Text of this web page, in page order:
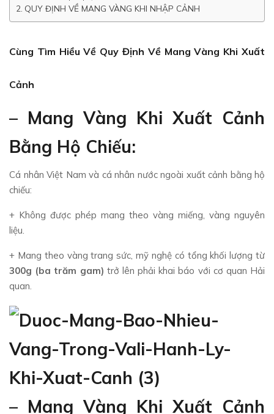
QUY ĐỊNH VỀ MANG VÀNG KHI NHẬP CẢNH
Cùng Tìm Hiều Về Quy Định Về Mang Vàng Khi Xuất
Cảnh
– Mang Vàng Khi Xuất Cảnh
Bằng Hộ Chiếu:
Cá nhân Việt Nam và cá nhân nước ngoài xuất cảnh bằng hộ
chiếu:
+ Không được phép mang theo vàng miếng, vàng nguyên
liệu.
+ Mang theo vàng trang sức, mỹ nghệ có tổng khối lượng từ
300g (ba trăm gam) trở lên phải khai báo với cơ quan Hải
quan.
– Mang Vàng Khi Xuất Cảnh